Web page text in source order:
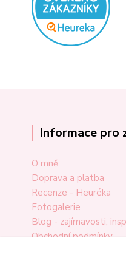
Informace pro
O mně
Doprava a platba
Recenze - Heuréka
Fotogalerie
Blog - zajímavosti,
Obchodní podmínky